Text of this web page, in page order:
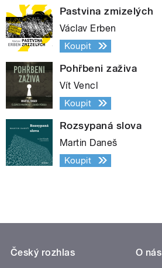
Pastvina zmizelých
Václav Erben
Koupit
Pohřbeni zaživa
Vít Vencl
Koupit
Rozsypaná slova
Martin Daneš
Koupit
Český rozhlas
O nás